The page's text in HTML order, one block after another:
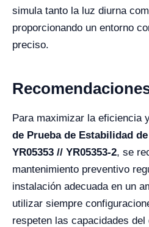
simula tanto la luz diurna
proporcionando un entorno
preciso.
Para maximizar la eficiencia
de Prueba de Estabilidad
YR05353 // YR05353-2, se
mantenimiento preventivo
instalación adecuada en un
utilizar siempre
respeten las capacidades del